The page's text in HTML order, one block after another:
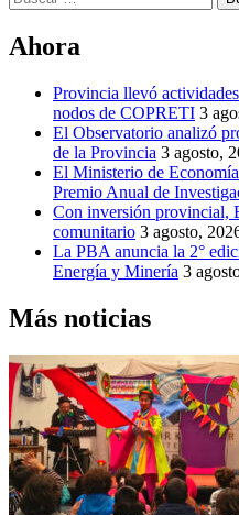
Ahora
Provincia llevó
nodos de COPRETI 3
El Observatorio analizó
de la Provincia 3 agosto,
El Ministerio de
Premio Anual de
Con inversión provincial,
comunitario 3 agosto,
La PBA anuncia la 2°
Energía y Minería 3
Más noticias